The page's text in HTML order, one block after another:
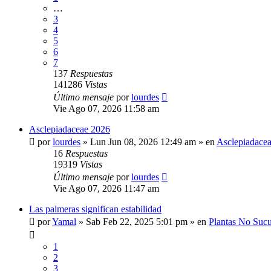
…
3
4
5
6
7
137 Respuestas
141286 Vistas
Último mensaje porlourdes
Vie Ago 07, 2026 11:58 am
Asclepiadaceae 2026
porlourdes » Lun Jun 08, 2026 12:49 am » en
16 Respuestas
19319 Vistas
Último mensaje porlourdes
Vie Ago 07, 2026 11:47 am
Las palmeras significan estabilidad
porYamal » Sab Feb 22, 2025 5:01 pm » en Plantas No
1
2
3